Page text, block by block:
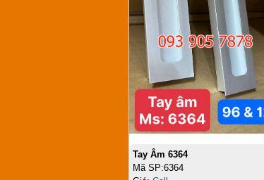
Kìm Tỉa Cây TP
Giá:Call